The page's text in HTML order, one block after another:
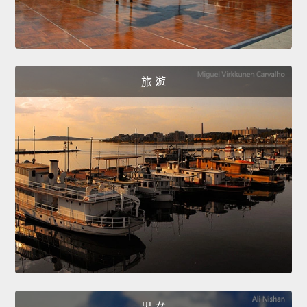
旅 遊